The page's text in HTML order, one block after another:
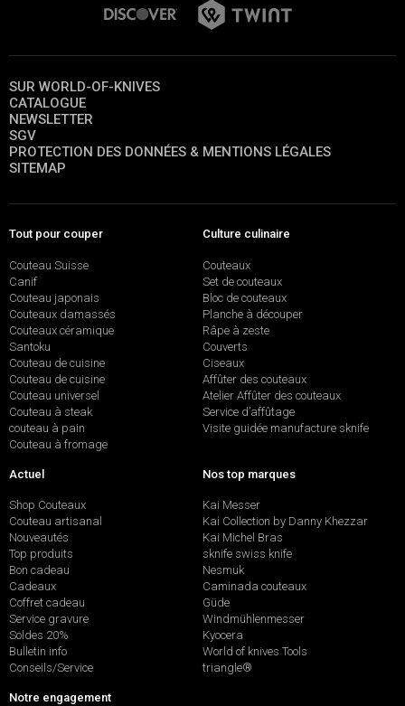
SUR WORLD-OF-KNIVES
CATALOGUE
NEWSLETTER
SGV
PROTECTION DES DONNÉES & MENTIONS LÉGALES
SITEMAP
Tout pour couper
Couteau Suisse
Canif
Couteau japonais
Couteaux damassés
Couteaux céramique
Santoku
Couteau de cuisine
Couteau de cuisine
Couteau universel
Couteau à steak
couteau à pain
Couteau à fromage
Culture culinaire
Couteaux
Set de couteaux
Bloc de couteaux
Planche à découper
Râpe à zeste
Couverts
Ciseaux
Affûter des couteaux
Atelier Affûter des couteaux
Service d’affûtage
Visite guidée manufacture sknife
Actuel
Shop Couteaux
Couteau artisanal
Nouveautés
Top produits
Bon cadeau
Cadeaux
Coffret cadeau
Service gravure
Soldes 20%
Bulletin info
Conseils/Service
Nos top marques
Kai Messer
Kai Collection by Danny Khezzar
Kai Michel Bras
sknife swiss knife
Nesmuk
Caminada couteaux
Güde
Windmühlenmesser
Kyocera
World of knives Tools
triangle®
Notre engagement